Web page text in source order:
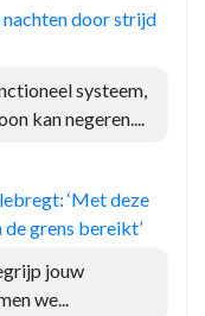
door strijd
systeem,
kan negeren....
‘Met deze
grens bereikt’
jouw
we...